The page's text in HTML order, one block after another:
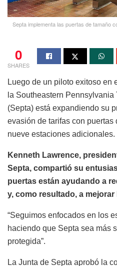
Septa implementa las puertas de tamaño
0
SHARES
Luego de un piloto exitoso en
la Southeastern
(Septa) está expandiendo su
evasión de tarifas con puertas
nueve estaciones adicionales.
Kenneth Lawrence,
Septa, compartió su
puertas están ayudando a
y, como resultado, a
“Seguimos enfocados en los
haciendo que Septa sea más
protegida”.
La Junta de Septa aprobó la